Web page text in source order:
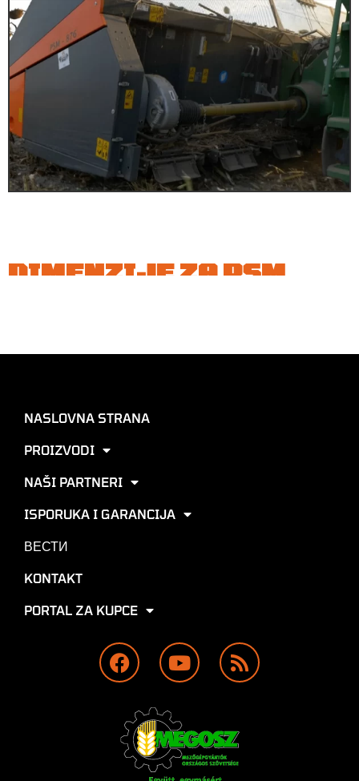
DIMENZIJE ZA PSM
NASLOVNA STRANA
PROIZVODI
NAŠI PARTNERI
ISPORUKA I GARANCIJA
ВЕСТИ
KONTAKT
PORTAL ZA KUPCE